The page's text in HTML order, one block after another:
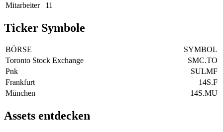
Mitarbeiter
11
Ticker Symbole
BÖRSE
SYMBOL
Toronto Stock Exchange
SMC.TO
Pnk
SULMF
Frankfurt
14S.F
München
14S.MU
Assets entdecken